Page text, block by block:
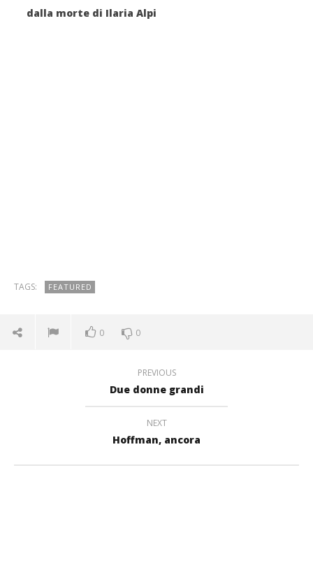
dalla morte di Ilaria Alpi
TAGS: FEATURED
0 0
PREVIOUS
Due donne grandi
NEXT
Hoffman, ancora